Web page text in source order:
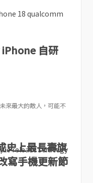
自研
來最大的敵人，可能不
史上最長壽旗
寫手機更新節